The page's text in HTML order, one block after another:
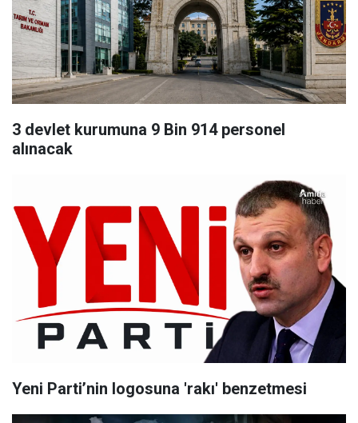
3 devlet kurumuna 9 Bin 914 personel
alınacak
Yeni Parti’nin logosuna 'rakı' benzetmesi